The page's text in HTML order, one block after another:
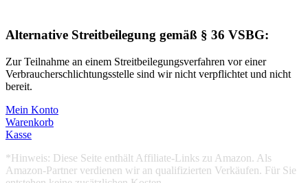
Alternative Streitbeilegung gemäß § 36 VSBG:
Zur Teilnahme an einem Streitbeilegungsverfahren vor einer
Verbraucherschlichtungsstelle sind wir nicht verpflichtet und nicht
bereit.
Mein Konto
Warenkorb
Kasse
*Hinweis: Diese Seite enthält Affiliate-Links zu Amazon. Als
Amazon-Partner verdienen wir an qualifizierten Verkäufen. Für Sie